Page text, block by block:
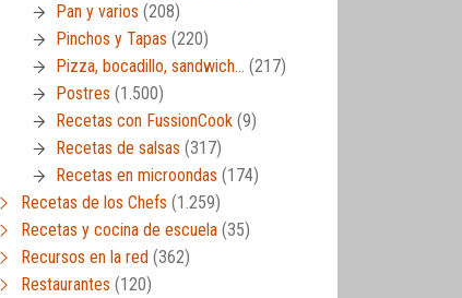
Pan y varios (208)
Pinchos y Tapas (220)
Pizza, bocadillo, sandwich… (217)
Postres (1.500)
Recetas con FussionCook (9)
Recetas de salsas (317)
Recetas en microondas (174)
Recetas de los Chefs (1.259)
Recetas y cocina de escuela (35)
Recursos en la red (362)
Restaurantes (120)